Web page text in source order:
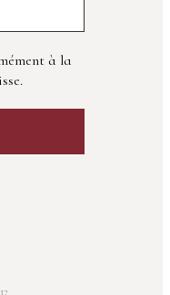
à la